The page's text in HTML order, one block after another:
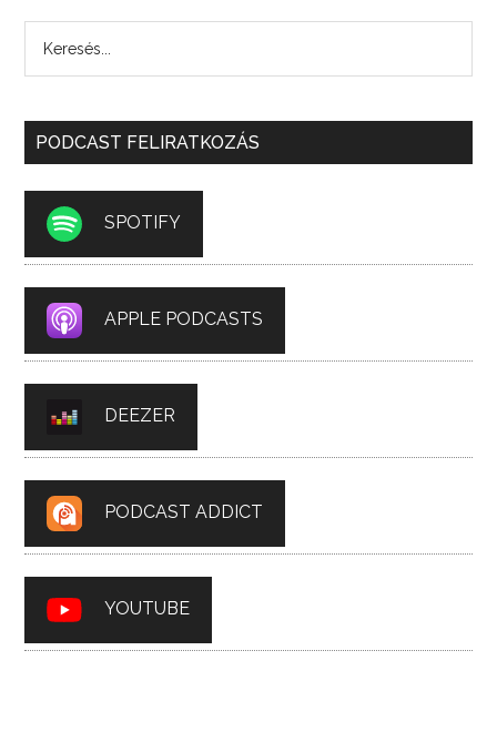
PODCAST FELIRATKOZÁS
SPOTIFY
APPLE PODCASTS
DEEZER
PODCAST ADDICT
YOUTUBE